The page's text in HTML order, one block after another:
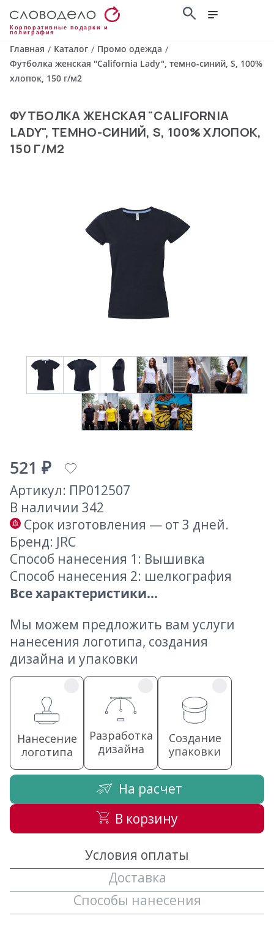
Корпоративные подарки и
полиграфия
Главная / Каталог / Промо одежда /
Футболка женская "California Lady", темно-синий, S, 100%
хлопок, 150 г/м2
ФУТБОЛКА ЖЕНСКАЯ "CALIFORNIA
LADY", ТЕМНО-СИНИЙ, S, 100% ХЛОПОК,
150 Г/М2
521 ₽
Артикул: ПР012507
В наличии 342
Срок изготовления — от 3 дней.
Бренд: JRC
Способ нанесения 1: Вышивка
Способ нанесения 2: шелкография
Все характеристики...
Мы можем предложить вам услуги
нанесения логотипа, создания
дизайна и упаковки
Нанесение
логотипа
Разработка
дизайна
Создание
упаковки
На расчет
В корзину
Условия оплаты
Доставка
Способы нанесения